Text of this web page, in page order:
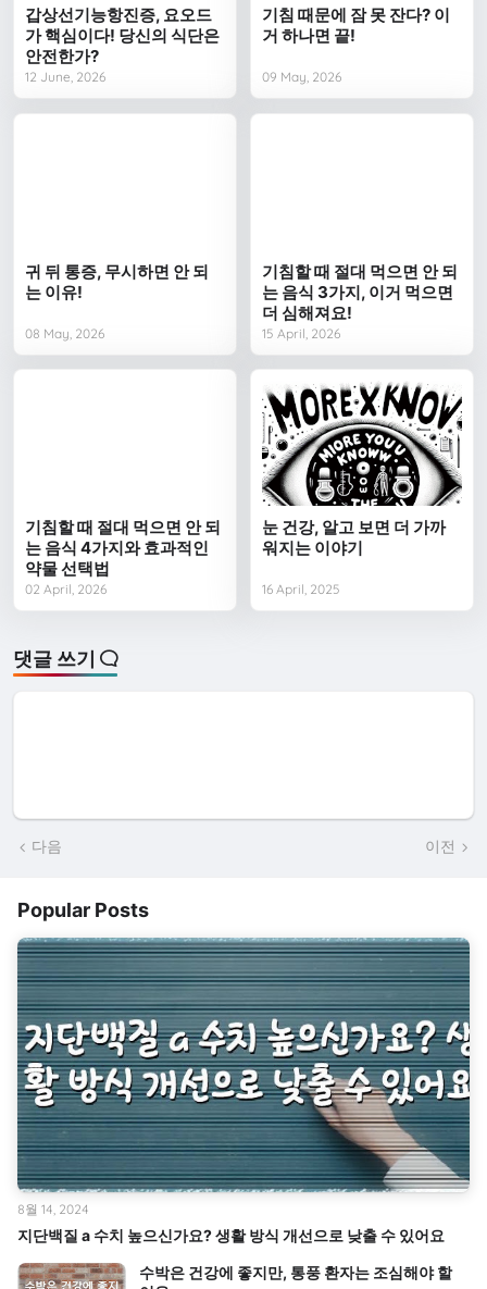
갑상선기능항진증, 요오드
가 핵심이다! 당신의 식단은
안전한가?
12 June, 2026
기침 때문에 잠 못 잔다? 이
거 하나면 끝!
09 May, 2026
귀 뒤 통증, 무시하면 안 되
는 이유!
08 May, 2026
기침할 때 절대 먹으면 안 되
는 음식 3가지, 이거 먹으면
더 심해져요!
15 April, 2026
기침할 때 절대 먹으면 안 되
는 음식 4가지와 효과적인
약물 선택법
02 April, 2026
눈 건강, 알고 보면 더 가까
워지는 이야기
16 April, 2025
댓글 쓰기
다음 이전
Popular Posts
지단백질 a 수치 높으신가요? 생활 방식 개선으로 낮출 수 있어요
8월 14, 2024
수박은 건강에 좋지만, 통풍 환자는 조심해야 할